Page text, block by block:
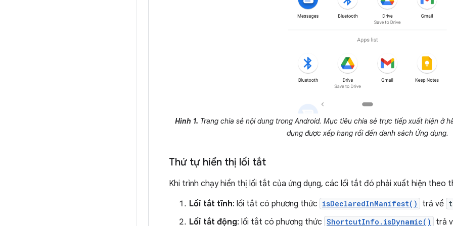
Hình 1. Trang chia sẻ nội dung trong Android. Mục tiêu chia sẻ trực tiếp xuất hiện ở
dụng được xếp hạng rồi đến danh sách Ứng dụng.
Thứ tự hiển thị lối tắt
Khi trình chạy hiển thị lối tắt của ứng dụng, các lối tắt đó phải xuất hiện theo
Lối tắt tĩnh: lối tắt có phương thức isDeclaredInManifest() trả về
Lối tắt động: lối tắt có phương thức ShortcutInfo.isDynamic() trả